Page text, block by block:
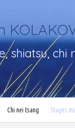
shiatsu, chi
Chi nei tsang Stages